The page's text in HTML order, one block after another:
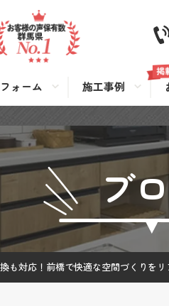
ォーム 施工事例
ブ
も対応！前橋で快適な空間づくりを